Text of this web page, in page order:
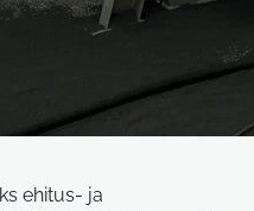
ehitus- ja